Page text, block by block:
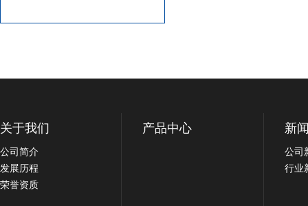
关于我们
公司简介
发展历程
荣誉资质
产品中心 新
公司
行业